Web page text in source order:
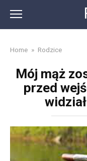
content
Home » Rodzice
Mój mąż
przed